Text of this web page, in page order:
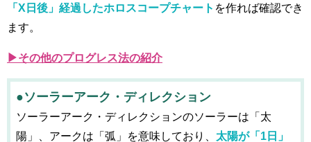
「X日後」経過したホロスコープチャート を作れば確認でき
ます。
▶その他のプログレス法の紹介
●ソーラーアーク・ディレクション
ソーラーアーク・ディレクションのソーラーは「太
陽」、アークは「弧」を意味しており、 太陽が「1日」